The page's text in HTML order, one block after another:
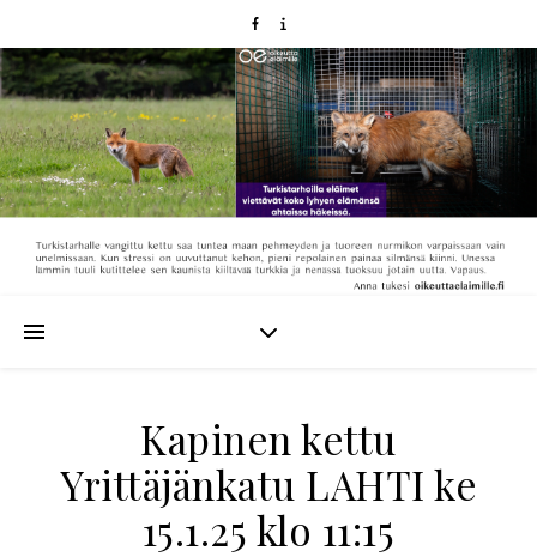
Kapinen kettu
Yrittäjänkatu LAHTI ke
15.1.25 klo 11:15